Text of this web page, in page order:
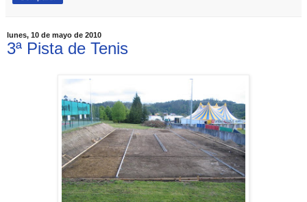
lunes, 10 de mayo de 2010
3ª Pista de Tenis